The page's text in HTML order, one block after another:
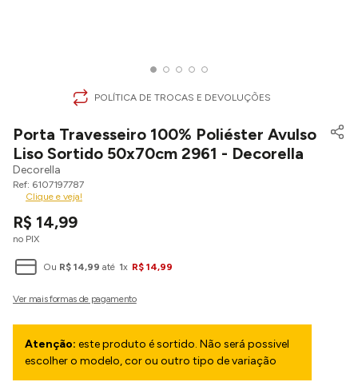
POLÍTICA DE TROCAS E DEVOLUÇÕES
Porta Travesseiro 100% Poliéster Avulso
Liso Sortido 50x70cm 2961 - Decorella
Decorella
6107197787
Clique e veja!
R$ 14,99
no PIX
Ou R$ 14,99 até 1x R$ 14,99
Atenção: este produto é sortido. Não será possivel
escolher o modelo, cor ou outro tipo de variação